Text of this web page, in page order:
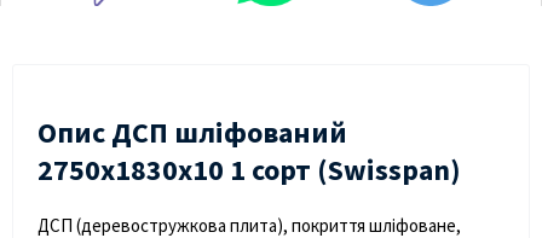
Опис ДСП шліфований
2750х1830х10 1 сорт (Swisspan)
ДСП (деревостружкова плита), покриття шліфоване,